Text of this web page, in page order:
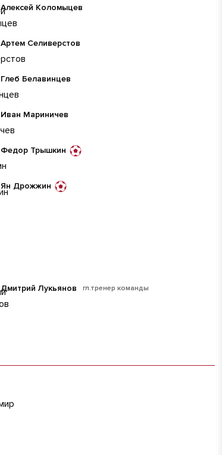
Алексей Коломыцев
Артем Селиверстов
Глеб Белавинцев
Иван Мариничев
Федор Трышкин
Ян Дрожжин
гл.тренер команды
Дмитрий Лукьянов